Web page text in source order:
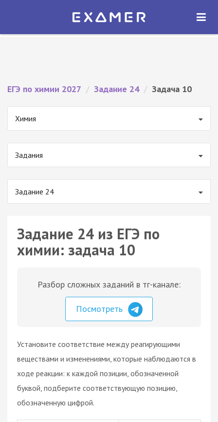
Экзамер — ЕГЭ 2027
ОТКРЫТЬ
ЕГЭ по химии 2027 / Задание 24 / Задача 10
Химия
Задания
Задание 24
Задание 24 из ЕГЭ по
химии: задача 10
Разбор сложных заданий в тг-канале:
Посмотреть
Установите соответствие между реагирующими
веществами и изменениями, которые наблюдаются в
ходе реакции: к каждой позиции, обозначенной
буквой, подберите соответствующую позицию,
обозначенную цифрой.